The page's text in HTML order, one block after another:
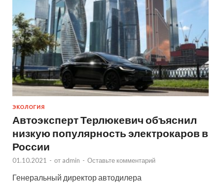
ЭКОЛОГИЯ
Автоэксперт Терлюкевич объяснил
низкую популярность электрокаров в
России
01.10.2021 - от admin - Оставьте комментарий
Генеральный директор автодилера